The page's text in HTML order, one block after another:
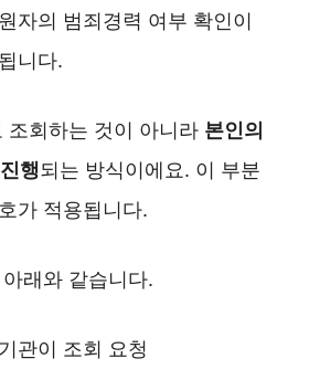
자의 범죄경력 여부 확인이
니다.
조회하는 것이 아니라 본인의
행되는 방식이에요. 이 부분
가 적용됩니다.
래와 같습니다.
관이 조회 요청